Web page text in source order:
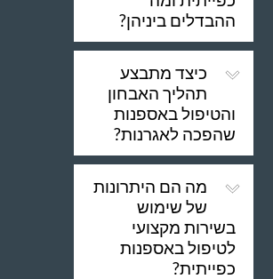
ההבדלים ביניהן?
כיצד מתבצע
תהליך האבחון
והטיפול באספנות
שהפכה לאגרנות?
מה הם היתרונות
של שימוש
בשירות מקצועי
לטיפול באספנות
כפייתית?